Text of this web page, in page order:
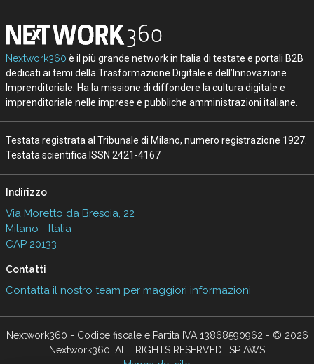
Nextwork360 è il più grande network in Italia di testate e portali B2B
dedicati ai temi della Trasformazione Digitale e dell’Innovazione
Imprenditoriale. Ha la missione di diffondere la cultura digitale e
imprenditoriale nelle imprese e pubbliche amministrazioni italiane.
Testata registrata al Tribunale di Milano, numero registrazione 1927.
Testata scientifica ISSN 2421-4167
Indirizzo
Via Moretto da Brescia, 22
Milano - Italia
CAP 20133
Contatti
Contatta il nostro team per maggiori informazioni
Nextwork360 - Codice fiscale e Partita IVA 13868590962 - © 2026
Nextwork360. ALL RIGHTS RESERVED. ISP AWS